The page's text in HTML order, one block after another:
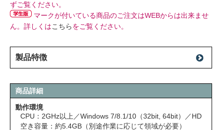
ずご覧ください。
マークが付いている商品のご注文はWEBからは出来ませ
ん。詳しくはこちらをご覧ください。
製品特徴
商品詳細
動作環境
CPU：2GHz以上／Windows 7/8.1/10（32bit, 64bit）／HD
空き容量：約5.4GB（別途作業に応じて領域が必要）